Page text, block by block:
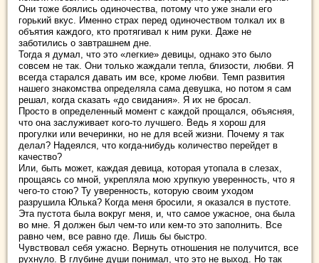
Они тоже боялись одиночества, потому что уже знали его
горький вкус. Именно страх перед одиночеством толкал их в
объятия каждого, кто протягивал к ним руки. Даже не
заботились о завтрашнем дне.
Тогда я думал, что это «легкие» девицы, однако это было
совсем не так. Они только жаждали тепла, близости, любви. Я
всегда старался давать им все, кроме любви. Темп развития
нашего знакомства определяла сама девушка, но потом я сам
решал, когда сказать «до свидания». Я их не бросал.
Просто в определенный момент с каждой прощался, объясняя,
что она заслуживает кого-то лучшего. Ведь я хорош для
прогулки или вечеринки, но не для всей жизни. Почему я так
делал? Надеялся, что когда-нибудь количество перейдет в
качество?
Или, быть может, каждая девица, которая утопала в слезах,
прощаясь со мной, укрепляла мою хрупкую уверенность, что я
чего-то стою? Ту уверенность, которую своим уходом
разрушила Юлька? Когда меня бросили, я оказался в пустоте.
Эта пустота была вокруг меня, и, что самое ужасное, она была
во мне. Я должен был чем-то или кем-то это заполнить. Все
равно чем, все равно где. Лишь бы быстро.
Чувствовал себя ужасно. Вернуть отношения не получится, все
рухнуло. В глубине души понимал, что это не выход. Но так